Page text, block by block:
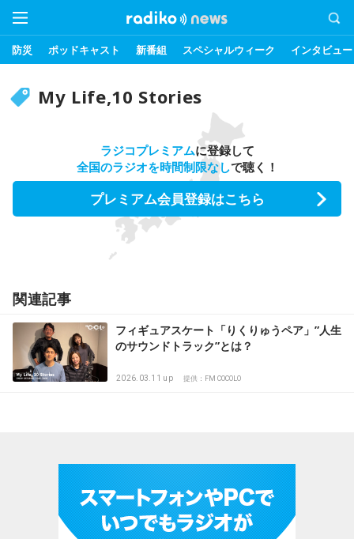
防災 ポッドキャスト 新番組 スペシャルウィーク インタビュー
My Life,10 Stories
ラジコプレミアムに登録して
全国のラジオを時間制限なしで聴く！
プレミアム会員登録はこちら
関連記事
フィギュアスケート「りくりゅうペア」”人生
のサウンドトラック”とは？
2026.03.11 up 提供：FM COCOLO